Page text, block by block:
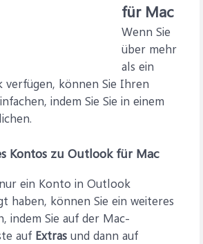
für Mac
Wenn Sie
über mehr
als ein
können Sie Ihren
indem Sie Sie in einem
Kontos zu Outlook für Mac
ein Konto in Outlook
haben, können Sie ein weiteres
indem Sie auf der Mac-
auf Extras und dann auf